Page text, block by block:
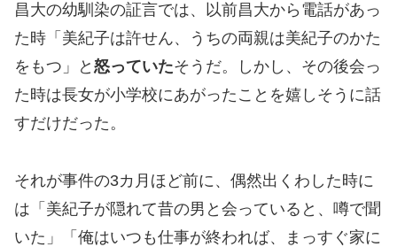
昌大の幼馴染の証言では、以前昌大から電話があっ
た時「美紀子は許せん、うちの両親は美紀子のかた
をもつ」と 怒っていたそうだ。しかし、その後会っ
た時は長女が小学校にあがったことを嬉しそうに話
すだけだった。
それが事件の3カ月ほど前に、偶然出くわした時に
は「美紀子が隠れて昔の男と会っていると、噂で聞
いた」「俺はいつも仕事が終われば、まっすぐ家に